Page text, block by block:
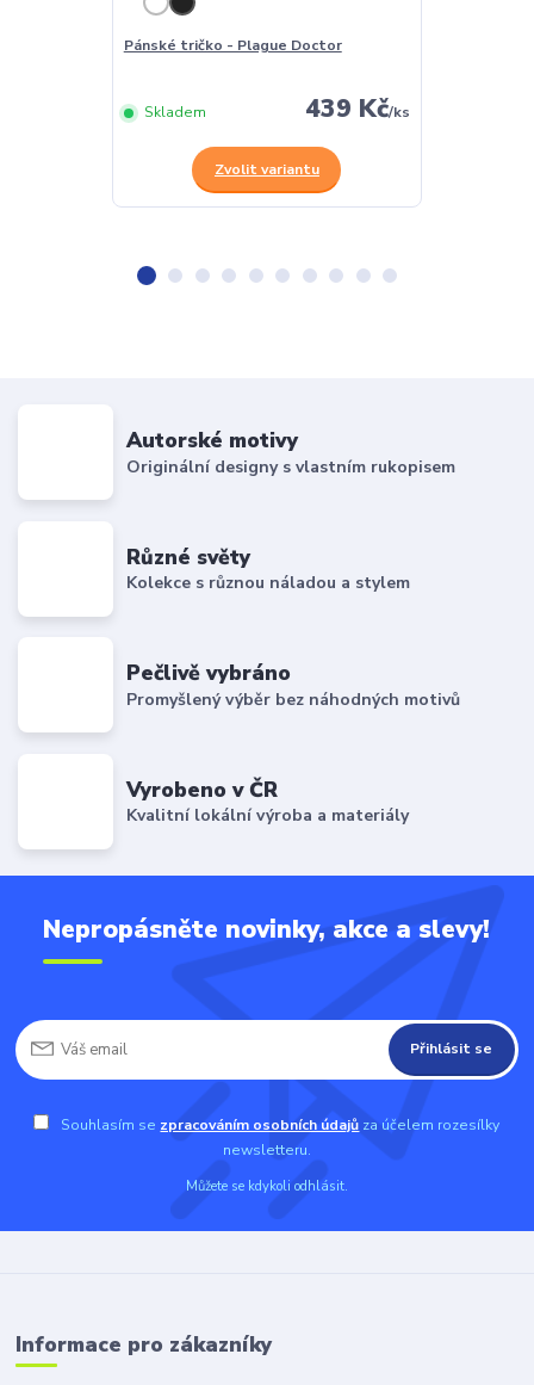
Pánské tričko - Plague Doctor
439 Kč/ks
Skladem
Zvolit variantu
Autorské motivy
Originální designy s vlastním rukopisem
Různé světy
Kolekce s různou náladou a stylem
Pečlivě vybráno
Promyšlený výběr bez náhodných motivů
Vyrobeno v ČR
Kvalitní lokální výroba a materiály
Nepropásněte novinky, akce a slevy!
Přihlásit se
Souhlasím se zpracováním osobních údajů za účelem rozesílky
newsletteru.
Můžete se kdykoli odhlásit.
Informace pro zákazníky